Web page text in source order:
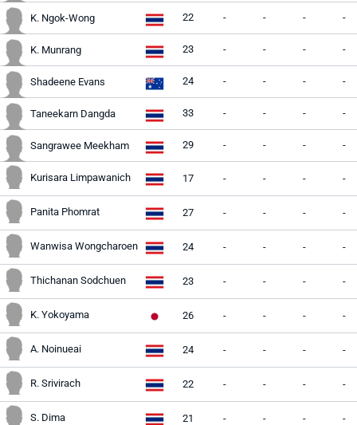
K. Ngok-Wong 22 - - - -
K. Munrang 23 - - - -
Shadeene Evans 24 - - - -
Taneekarn Dangda 33 - - - -
Sangrawee Meekham 29 - - - -
Kurisara Limpawanich 17 - - - -
Panita Phomrat 27 - - - -
Wanwisa Wongcharoen 24 - - - -
Thichanan Sodchuen 23 - - - -
K. Yokoyama 26 - - - -
A. Noinueai 24 - - - -
R. Srivirach 22 - - - -
S. Dima 21 - - - -